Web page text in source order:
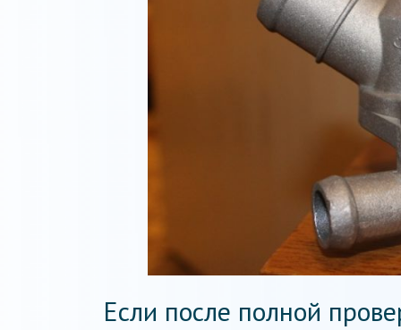
Если после полной